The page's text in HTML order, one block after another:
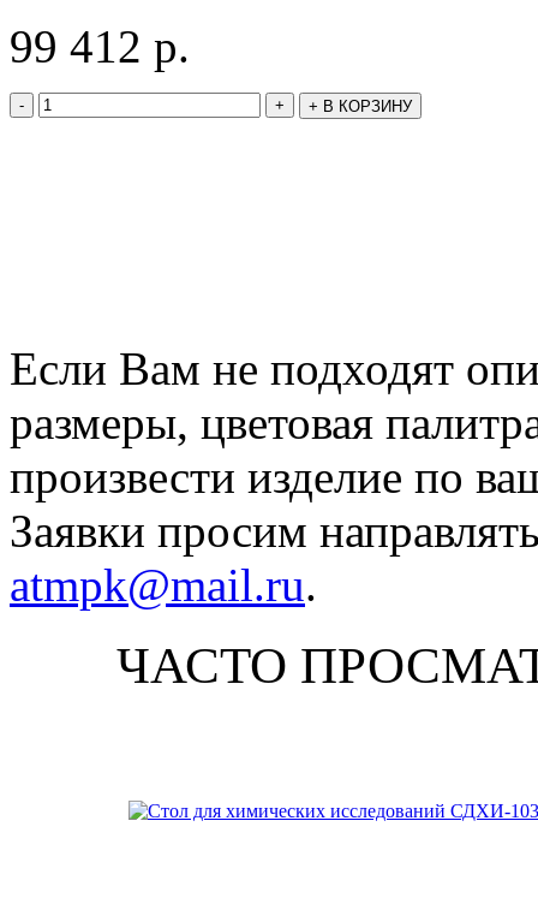
99 412 р.
- + + В КОРЗИНУ
Если Вам не подходят
размеры, цветовая
произвести изделие по
Заявки просим
atmpk@mail.ru.
ЧАСТО